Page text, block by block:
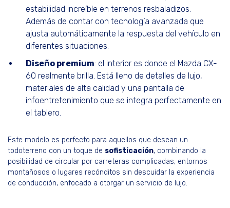
estabilidad increíble en terrenos resbaladizos.
Además de contar con tecnología avanzada que
ajusta automáticamente la respuesta del vehículo en
diferentes situaciones.
Diseño premium: el interior es donde el Mazda CX-
60 realmente brilla. Está lleno de detalles de lujo,
materiales de alta calidad y una pantalla de
infoentretenimiento que se integra perfectamente en
el tablero.
Este modelo es perfecto para aquellos que desean un
todoterreno con un toque de sofisticación, combinando la
posibilidad de circular por carreteras complicadas, entornos
montañosos o lugares recónditos sin descuidar la experiencia
de conducción, enfocado a otorgar un servicio de lujo.